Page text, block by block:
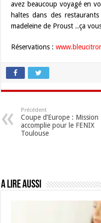
avez beaucoup voyagé en
haltes dans des
madeleine de Proust ..ça
Réservations :
Précédent
Coupe d’Europe : Mission
accomplie pour le FENIX
Toulouse
A lire aussi